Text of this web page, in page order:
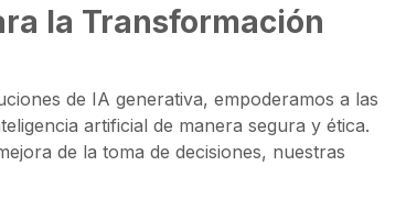
la Transformación
de IA generativa, empoderamos a las
artificial de manera segura y ética.
de la toma de decisiones, nuestras